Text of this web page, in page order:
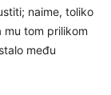
naime, toliko
mu tom prilikom
među